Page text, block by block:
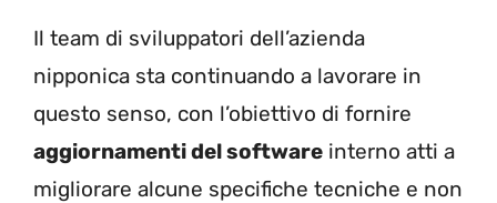
Il team di sviluppatori dell’azienda
nipponica sta continuando a lavorare in
questo senso, con l’obiettivo di fornire
aggiornamenti del software interno atti a
migliorare alcune specifiche tecniche e non